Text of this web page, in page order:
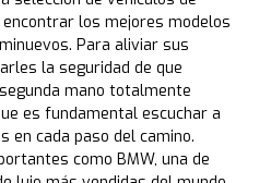
los mejores modelos
Para aliviar sus
la seguridad de que
mano totalmente
es fundamental escuchar a
en cada paso del camino.
como BMW, una de